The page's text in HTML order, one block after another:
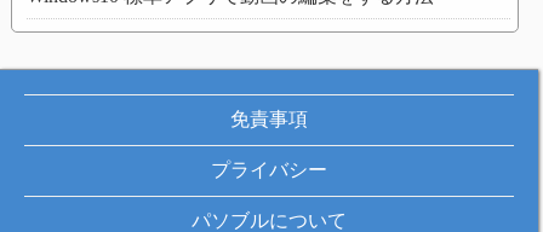
免責事項
プライバシー
パソブルについて